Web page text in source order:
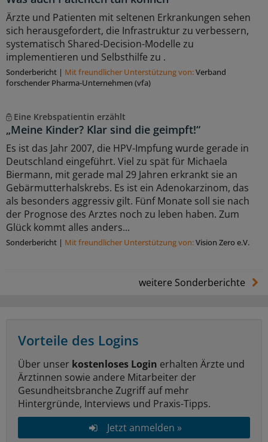
Ärzte und Patienten mit seltenen Erkrankungen sehen
sich herausgefordert, die Infrastruktur zu verbessern,
systematisch Shared-Decision-Modelle zu
implementieren und Selbsthilfe zu .
Sonderbericht | Mit freundlicher Unterstützung von:Verband
forschender Pharma-Unternehmen (vfa)
Eine Krebspatientin erzählt
„Meine Kinder? Klar sind die geimpft!“
Es ist das Jahr 2007, die HPV-Impfung wurde gerade in
Deutschland eingeführt. Viel zu spät für Michaela
Biermann, mit gerade mal 29 Jahren erkrankt sie an
Gebärmutterhalskrebs. Es ist ein Adenokarzinom, das
als besonders aggressiv gilt. Fünf Monate soll sie nach
der Prognose des Arztes noch zu leben haben. Zum
Glück kommt alles anders...
Sonderbericht | Mit freundlicher Unterstützung von:Vision Zero e.V.
weitere Sonderberichte
Vorteile des Logins
Über unser kostenloses Login erhalten Ärzte und
Ärztinnen sowie andere Mitarbeiter der
Gesundheitsbranche Zugriff auf mehr
Hintergründe, Interviews und Praxis-Tipps.
Jetzt anmelden »